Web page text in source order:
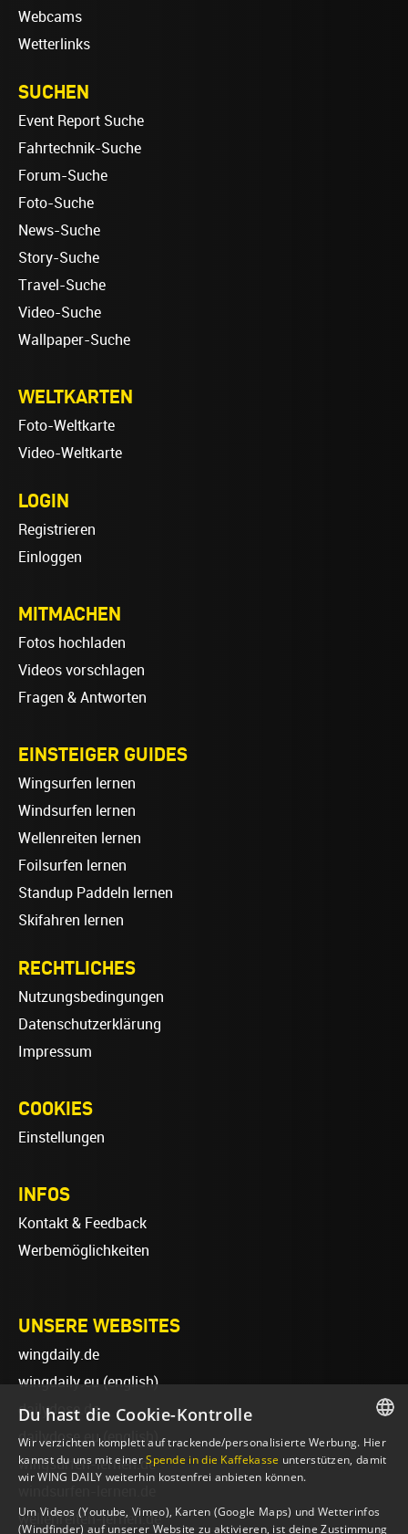
Webcams
Wetterlinks
SUCHEN
Event Report Suche
Fahrtechnik-Suche
Forum-Suche
Foto-Suche
News-Suche
Story-Suche
Travel-Suche
Video-Suche
Wallpaper-Suche
WELTKARTEN
Foto-Weltkarte
Video-Weltkarte
LOGIN
Registrieren
Einloggen
MITMACHEN
Fotos hochladen
Videos vorschlagen
Fragen & Antworten
EINSTEIGER GUIDES
Wingsurfen lernen
Windsurfen lernen
Wellenreiten lernen
Foilsurfen lernen
Standup Paddeln lernen
Skifahren lernen
RECHTLICHES
Nutzungsbedingungen
Datenschutzerklärung
Impressum
COOKIES
Einstellungen
INFOS
Kontakt & Feedback
Werbemöglichkeiten
UNSERE WEBSITES
wingdaily.de
wingdaily.eu(english)
dailydose.de
dailydose.eu (english)
wingsurfen-lernen.de
wellenreiten-lernen.de
GERMAN
Du hast die Cookie-Kontrolle
Wir verzichten komplett auf trackende/personalisierte Werbung. Hier
kannst du uns mit einerSpende in die Kaffekasse unterstützen, damit
wir WING DAILY weiterhin kostenfrei anbieten können.
Um Videos (Youtube, Vimeo), Karten (Google Maps) und Wetterinfos
(Windfinder) auf unserer Website zu aktivieren, ist deine Zustimmung